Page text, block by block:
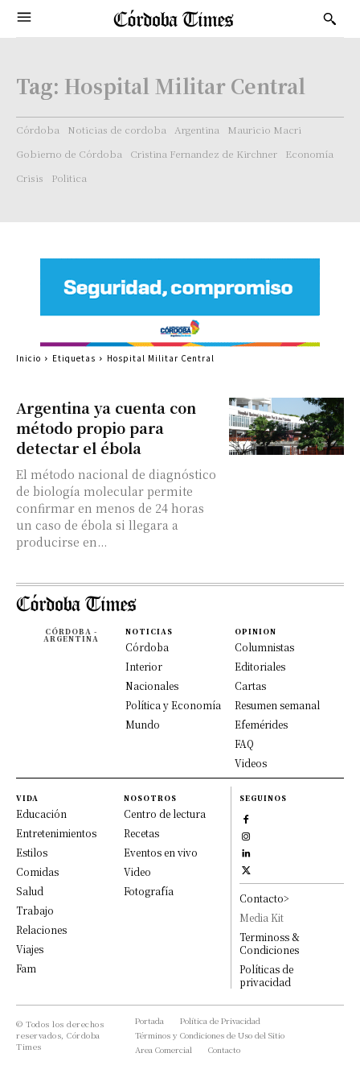
Tag: Hospital Militar Central
Córdoba Noticias de cordoba Argentina
Mauricio Macri
Gobierno de Córdoba
Cristina Fernandez de Kirchner
Economía
Crisis
Politica
Argentina ya cuenta con
método propio para
detectar el ébola
El método nacional de diagnóstico
de biología molecular permite
confirmar en menos de 24 horas
un caso de ébola si llegara a
producirse en...
Inicio Etiquetas Hospital Militar Central
CÓRDOBA -
ARGENTINA
NOTICIAS
Córdoba
Interior
Nacionales
Política y Economía
Mundo
OPINION
Columnistas
Editoriales
Cartas
Resumen semanal
Efemérides
FAQ
Videos
VIDA
Educación
Entretenimientos
Estilos
Comidas
Salud
Trabajo
Relaciones
Viajes
Fam
NOSOTROS
Centro de lectura
Recetas
Eventos en vivo
Video
Fotografía
SEGUINOS
Contacto>
Media Kit
Terminoss &
Condiciones
Políticas de
privacidad
© Todos los derechos
reservados, Córdoba
Times
Portada
Política de Privacidad
Términos y Condiciones de Uso del Sitio
Area Comercial
Contacto